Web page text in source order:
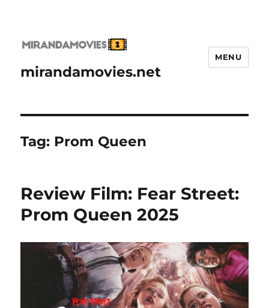
mirandamovies.net
MENU
Tag: Prom Queen
Review Film: Fear Street:
Prom Queen 2025